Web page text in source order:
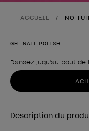
ACCUEIL NO
GEL NAIL POLISH
Dansez juqu'au bout
Forme du produit
Description du